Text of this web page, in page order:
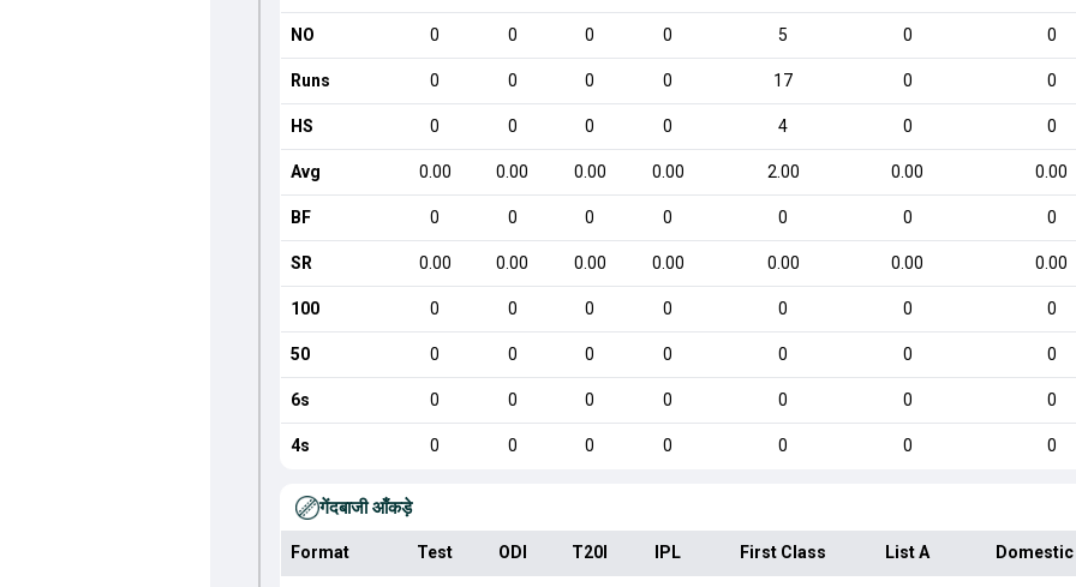
NO 0 0 0 0 5 0 0
Runs 0 0 0 0 17 0 0
HS 0 0 0 0 4 0 0
Avg 0.00 0.00 0.00 0.00 2.00 0.00 0.00
BF 0 0 0 0 0 0 0
SR 0.00 0.00 0.00 0.00 0.00 0.00 0.00
100 0 0 0 0 0 0 0
50 0 0 0 0 0 0 0
6s 0 0 0 0 0 0 0
4s 0 0 0 0 0 0 0
गेंदबाजी आँकड़े
Format Test ODI T20I IPL First Class List A